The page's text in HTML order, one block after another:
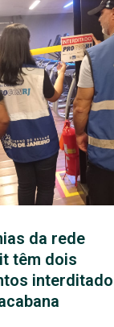
da rede
têm dois